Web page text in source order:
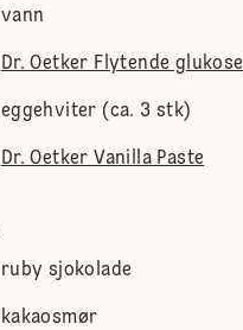
vann
Dr. Oetker Flytende glukose
eggehviter (ca. 3 stk)
Dr. Oetker Vanilla Paste
ruby sjokolade
kakaosmør